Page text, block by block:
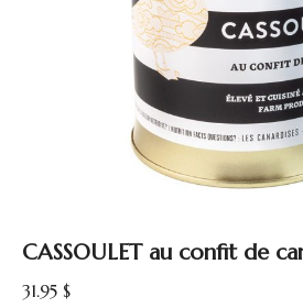
CASSOULET au confit de
31.95 $